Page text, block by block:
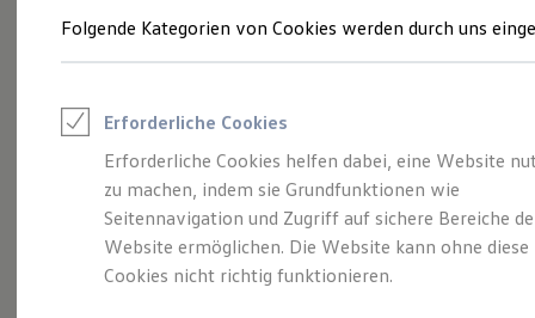
Junge Gebrauchtwagen und Gebrauchtwagen
Saisonangebote
Leasing
Leasing-Angebote
Gebrauchtwagen Leasing
Junge Gebrauchtwagen-Leasing
Elektroauto Leasing
Kleinwagen-Leasing
Leasing ohne Anzahlung
Eine Klasse für sich.
Der Golf.
Folgende Kategorien von Cookies werden durch uns
Erforderliche Cookies
Erforderliche Cookies helfen dabei, eine Website
zu machen, indem sie Grundfunktionen wie
Seitennavigation und Zugriff auf sichere Bereiche
Website ermöglichen. Die Website kann ohne diese
Cookies nicht richtig funktionieren.